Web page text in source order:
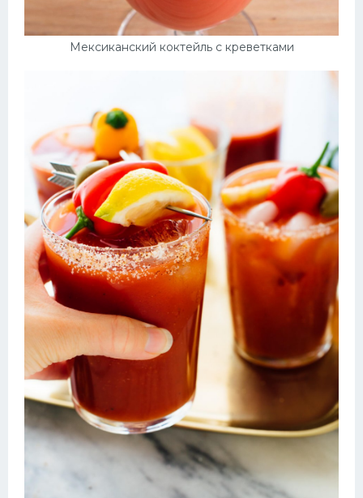
Мексиканский коктейль с креветками